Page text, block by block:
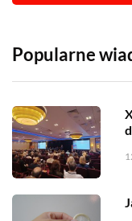
Popularne